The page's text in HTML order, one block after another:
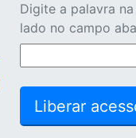
Digite a palavra
lado no campo